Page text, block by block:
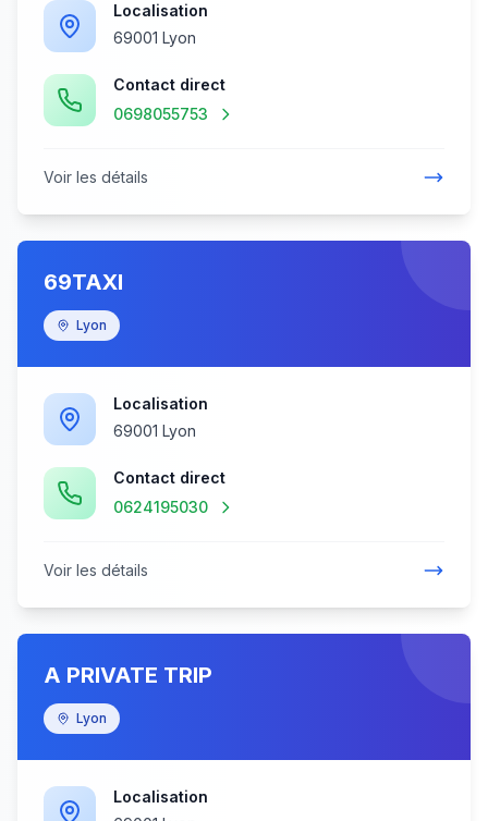
Localisation
69001 Lyon
Contact direct
0698055753
Voir les détails
69TAXI
Lyon
Localisation
69001 Lyon
Contact direct
0624195030
Voir les détails
A PRIVATE TRIP
Lyon
Localisation